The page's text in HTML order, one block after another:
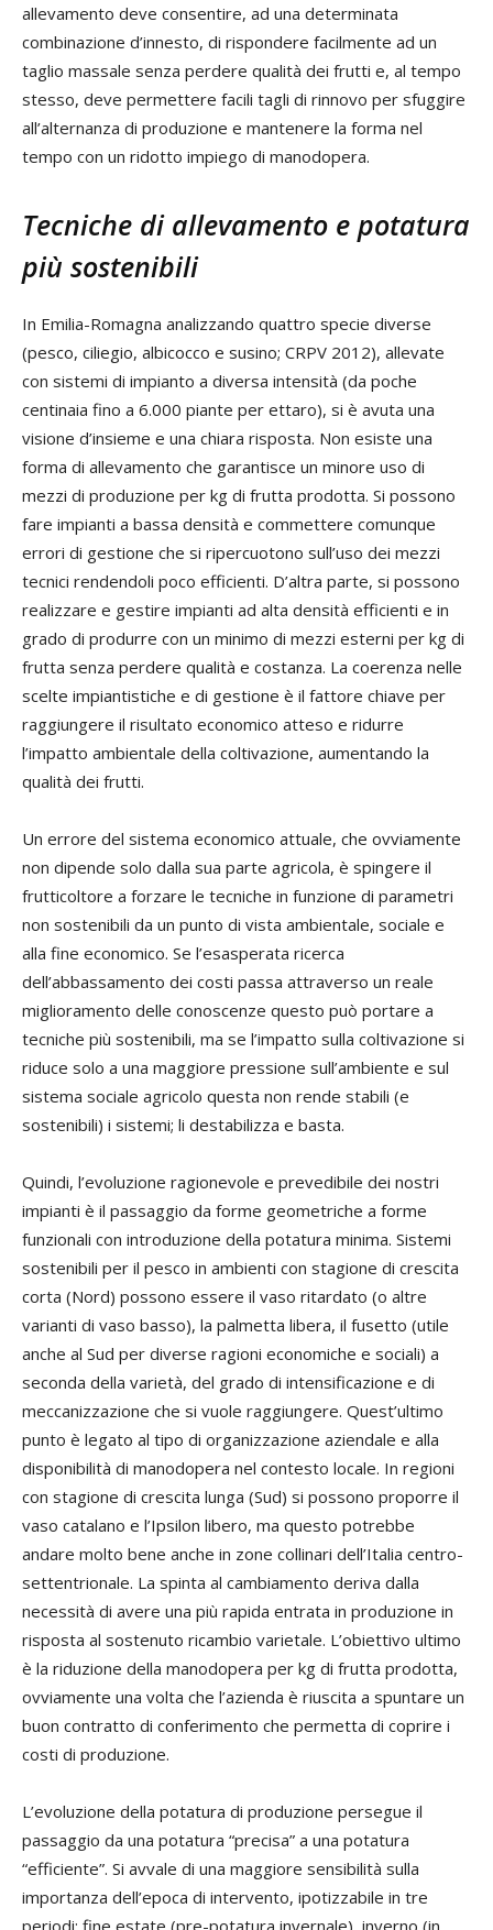
allevamento deve consentire, ad una determinata
combinazione d’innesto, di rispondere facilmente ad un
taglio massale senza perdere qualità dei frutti e, al tempo
stesso, deve permettere facili tagli di rinnovo per sfuggire
all’alternanza di produzione e mantenere la forma nel
tempo con un ridotto impiego di manodopera.
Tecniche di allevamento e potatura
più sostenibili
In Emilia-Romagna analizzando quattro specie diverse
(pesco, ciliegio, albicocco e susino; CRPV 2012), allevate
con sistemi di impianto a diversa intensità (da poche
centinaia fino a 6.000 piante per ettaro), si è avuta una
visione d’insieme e una chiara risposta. Non esiste una
forma di allevamento che garantisce un minore uso di
mezzi di produzione per kg di frutta prodotta. Si possono
fare impianti a bassa densità e commettere comunque
errori di gestione che si ripercuotono sull’uso dei mezzi
tecnici rendendoli poco efficienti. D’altra parte, si possono
realizzare e gestire impianti ad alta densità efficienti e in
grado di produrre con un minimo di mezzi esterni per kg di
frutta senza perdere qualità e costanza. La coerenza nelle
scelte impiantistiche e di gestione è il fattore chiave per
raggiungere il risultato economico atteso e ridurre
l’impatto ambientale della coltivazione, aumentando la
qualità dei frutti.
Un errore del sistema economico attuale, che ovviamente
non dipende solo dalla sua parte agricola, è spingere il
frutticoltore a forzare le tecniche in funzione di parametri
non sostenibili da un punto di vista ambientale, sociale e
alla fine economico. Se l’esasperata ricerca
dell’abbassamento dei costi passa attraverso un reale
miglioramento delle conoscenze questo può portare a
tecniche più sostenibili, ma se l’impatto sulla coltivazione si
riduce solo a una maggiore pressione sull’ambiente e sul
sistema sociale agricolo questa non rende stabili (e
sostenibili) i sistemi; li destabilizza e basta.
Quindi, l’evoluzione ragionevole e prevedibile dei nostri
impianti è il passaggio da forme geometriche a forme
funzionali con introduzione della potatura minima. Sistemi
sostenibili per il pesco in ambienti con stagione di crescita
corta (Nord) possono essere il vaso ritardato (o altre
varianti di vaso basso), la palmetta libera, il fusetto (utile
anche al Sud per diverse ragioni economiche e sociali) a
seconda della varietà, del grado di intensificazione e di
meccanizzazione che si vuole raggiungere. Quest’ultimo
punto è legato al tipo di organizzazione aziendale e alla
disponibilità di manodopera nel contesto locale. In regioni
con stagione di crescita lunga (Sud) si possono proporre il
vaso catalano e l’Ipsilon libero, ma questo potrebbe
andare molto bene anche in zone collinari dell’Italia centro-
settentrionale. La spinta al cambiamento deriva dalla
necessità di avere una più rapida entrata in produzione in
risposta al sostenuto ricambio varietale. L’obiettivo ultimo
è la riduzione della manodopera per kg di frutta prodotta,
ovviamente una volta che l’azienda è riuscita a spuntare un
buon contratto di conferimento che permetta di coprire i
costi di produzione.
L’evoluzione della potatura di produzione persegue il
passaggio da una potatura “precisa” a una potatura
“efficiente”. Si avvale di una maggiore sensibilità sulla
importanza dell’epoca di intervento, ipotizzabile in tre
periodi: fine estate (pre-potatura invernale), inverno (in